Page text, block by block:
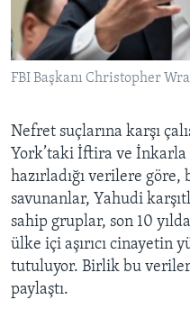
FBI Başkanı Christopher
Nefret suçlarına karşı
York’taki İftira ve
hazırladığı verilere göre,
savunanlar, Yahudi
sahip gruplar, son 10
ülke içi aşırıcı cinayetin
tutuluyor. Birlik bu
paylaştı.